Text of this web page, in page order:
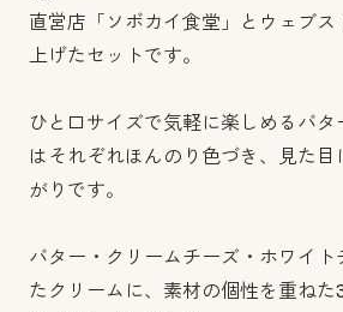
直営店「ソボカイ食堂」とウェブス
上げたセットです。
ひと口サイズで気軽に楽しめるバタ
はそれぞれほんのり色づき、見た目
がりです。
バター・クリームチーズ・ホワイト
たクリームに、素材の個性を重ねた3